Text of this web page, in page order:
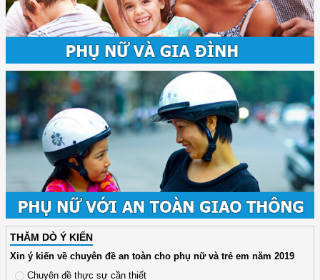
THĂM DÒ Ý KIẾN
Xin ý kiến về chuyên đề an toàn cho phụ nữ và trẻ em năm 2019
Chuyên đề thực sự cần thiết